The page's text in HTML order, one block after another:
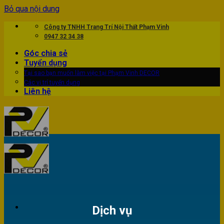
Bỏ qua nội dung
Công ty TNHH Trang Trí Nội Thất Phạm Vinh
0947 32 34 38
Góc chia sẻ
Tuyển dụng
Tại sao bạn muốn làm việc tại Phạm Vinh DECOR
Các vị trí tuyển dụng
Liên hệ
Dịch vụ